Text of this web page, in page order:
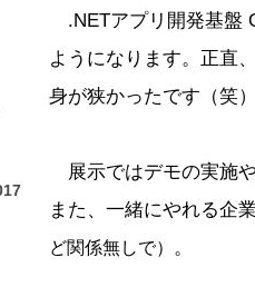
.NETアプリ開発基盤
ようになります。正直
身が狭かったです（笑
展示ではデモの実施
また、一緒にやれる企
ど関係無しで） 。